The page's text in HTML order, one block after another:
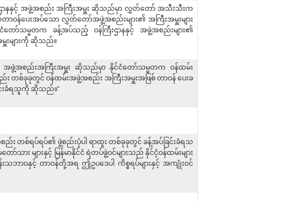
ဌာနနှင့် အဖွဲ့အစည်း အကြီးအမှူး ဆိုသည်မှာ လွှတ်တော် အသီးသီးက
တာဝန်ပေးအပ်သော လွှတ်တော်အဖွဲ့အစည်းများ၏ အကြီးအမှူးများ
တော်သမ္မတက ခန့်အပ်သည့် ဝန်ကြီးဌာနနှင့် အဖွဲ့အစည်းများ၏
းများကို ဆိုသည်။
အဖွဲ့အစည်းအကြီးအမှူး ဆိုသည်မှာ နိုင်ငံတော်သမ္မတက ဝန်ထမ်း
တစ်ခုခုတွင် ဝန်ထမ်းအဖွဲ့အစည်း အကြီးအမှူးအဖြစ် တာဝန် ပေးခ
းခံရသူကို ဆိုသည်။”
း တစ်ရပ်ရပ်၏ ဖွဲ့စည်းပုံပါ ရာထူး တစ်ခုခုတွင် ခန့်အပ်ခြင်းခံရသ
ား များနှင့် မြန်မာနိုင်ငံ ရဲတပ်ဖွဲ့ဝင်များသည် နိုင်ငံ့ဝန်ထမ်းများ
ဘာဝနှင့် တာဝန်တို့အရ ဤဥပဒေပါ ကိစ္စရပ်များနှင့် အကျုံးဝင်